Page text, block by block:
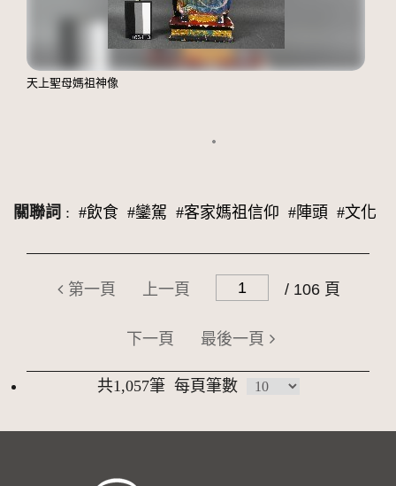
天上聖母媽祖神像
關聯詞 : #飲食 #鑾駕 #客家媽祖信仰 #陣頭 #文化
第一頁 上一頁 / 106 頁
下一頁 最後一頁
共1,057筆 每頁筆數